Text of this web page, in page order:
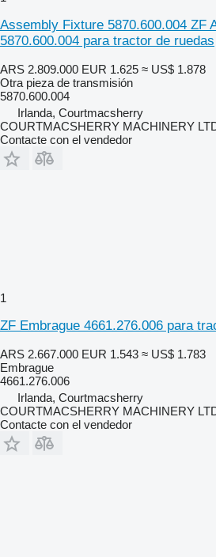
Assembly Fixture 5870.600.004 ZF
5870.600.004 para tractor de ruedas
ARS 2.809.000 EUR 1.625 ≈ US$ 1.878
Otra pieza de transmisión
5870.600.004
Irlanda, Courtmacsherry
COURTMACSHERRY MACHINERY
Contacte con el vendedor
1
ZF Embrague 4661.276.006 para
ARS 2.667.000 EUR 1.543 ≈ US$ 1.783
Embrague
4661.276.006
Irlanda, Courtmacsherry
COURTMACSHERRY MACHINERY
Contacte con el vendedor